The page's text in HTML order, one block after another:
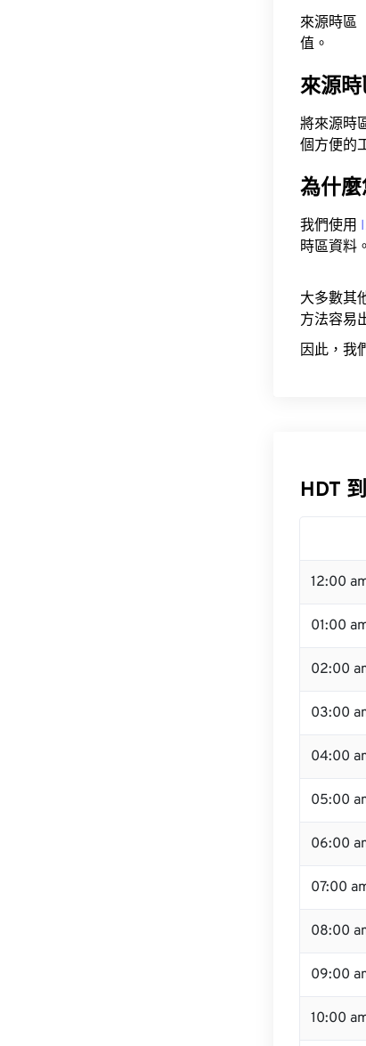
來源時區
值。
來源
將來源時
個方便的
為什
我們使用
時區資料。
大多數其
方法容易
因此，我
HDT
12:00
01:00
02:00
03:00
04:00
05:00
06:00
07:00
08:00
09:00
10:00